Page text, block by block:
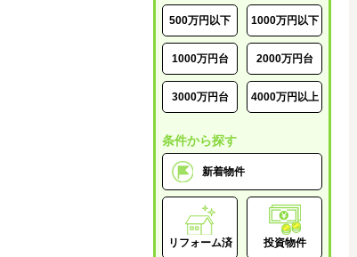
500万円以下 1000万円以下
1000万円台 2000万円台
3000万円台 4000万円以上
条件から探す
新着物件
リフォーム済 投資物件